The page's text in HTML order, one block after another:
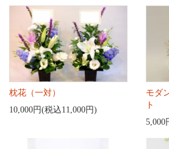
枕花（一対）
10,000円(税込11,000円)
モダ
ト
5,000